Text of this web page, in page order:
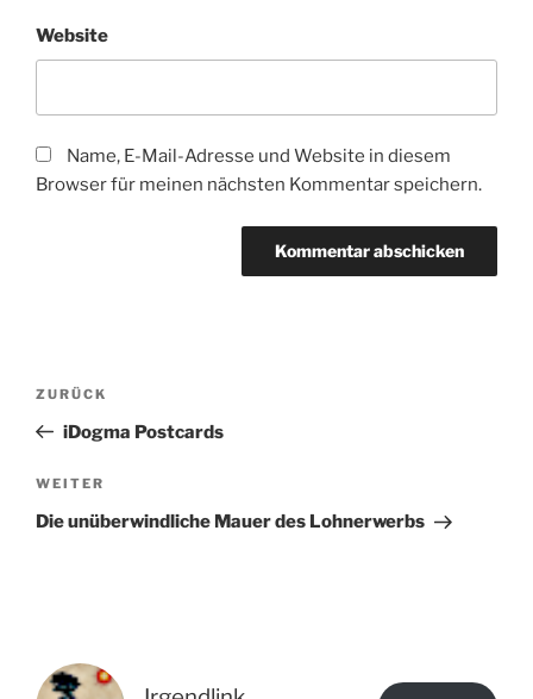
Website
Name, E-Mail-Adresse und Website in diesem
Browser für meinen nächsten Kommentar speichern.
Beitragsnavigation
Vorheriger
Beitrag
ZURÜCK
iDogma Postcards
Nächster
Beitrag
WEITER
Die unüberwindliche Mauer des Lohnerwerbs